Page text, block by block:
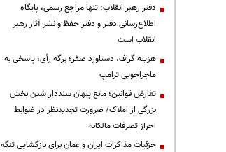
دفتر رهبر انقلاب: تنها مراجع رسمی، پایگاه
اطلاع‌رسانی دفتر و دفتر حفظ و نشر آثار رهبر
انقلاب است
هزینه گزاف، دستاورد صفر؛ برگه رأی، پاسخی به
ماجراجویی ترامپ
تعارض قوانین؛ مانع پنهان سنددار شدن بخش
بزرگی از املاک/ ضرورت تجدیدنظر در ضوابط
احراز تصرفات مالکانه
جزئیات مذاکرات ایران و عمان برای بازگشایی تنگه